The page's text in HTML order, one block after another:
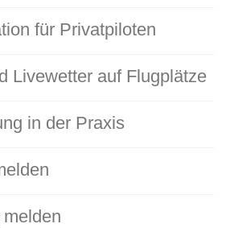
für Privatpiloten
Livewetter auf Flugplätze
in der Praxis